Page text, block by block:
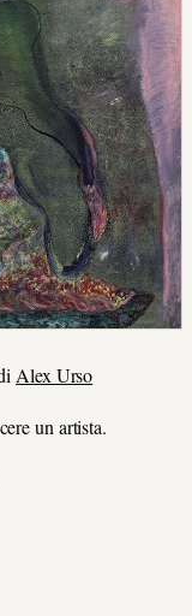
Alex Urso
un artista.